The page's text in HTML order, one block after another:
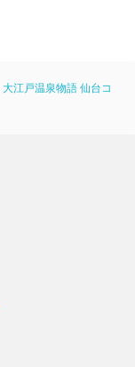
大江戸温泉物語 仙台コ